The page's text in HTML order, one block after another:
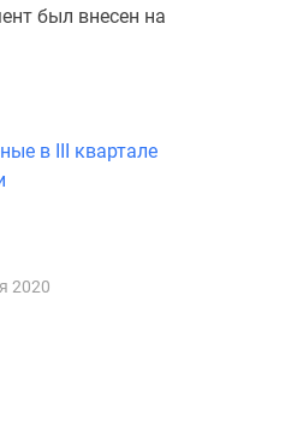
был внесен на
в III квартале
2020